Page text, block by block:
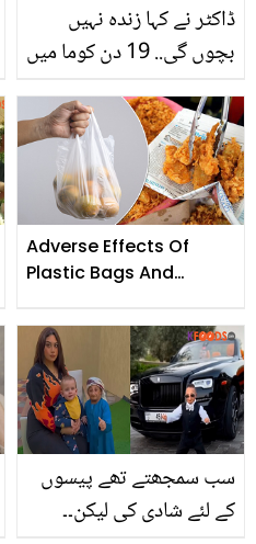
ڈاکٹر نے کہا زندہ نہیں
بچوں گی.. 19 دن کوما میں
ایکسیڈنٹ کس کی وجہ
سے ہوا تھا؟ نیا انکشاف
کردیا
Adverse Effects Of
Plastic Bags And
سب سمجھتے تھے پیسوں
کے لئے شادی کی لیکن۔۔